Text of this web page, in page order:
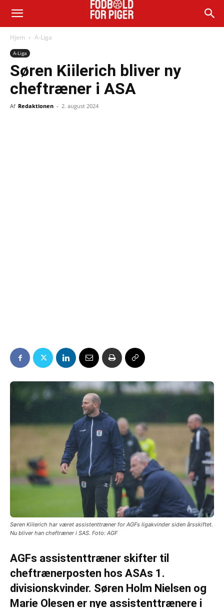
Hjem A-Liga
A-Liga
Søren Kiilerich bliver ny
cheftræner i ASA
Af Redaktionen - 2. august 2024
Søren Kiilerich har været assistenttræner for AGFs ligakvinder siden årsskiftet.
Nu bliver han cheftræner i SAS. Foto: AGF
AGFs assistenttræner skifter til
cheftrænerposten hos ASAs 1.
divisionskvinder. Søren Holm Nielsen og
Marie Olesen er nye assistenttrænere i